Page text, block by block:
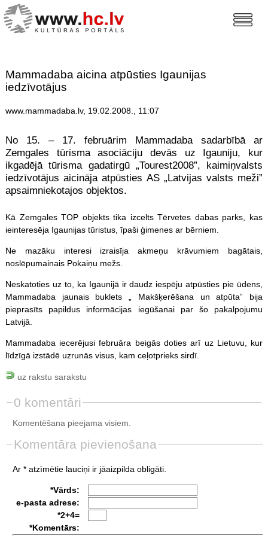
Mammadaba aicina atpūsties Igaunijas
iedzīvotājus
www.mammadaba.lv, 19.02.2008., 11:07
No 15. – 17. februārim Mammadaba sadarbībā ar
Zemgales tūrisma asociāciju devās uz Igauniju, kur
ikgadējā tūrisma gadatirgū „Tourest2008”, kaimiņvalsts
iedzīvotājus aicināja atpūsties AS „Latvijas valsts meži”
apsaimniekotajos objektos.
Kā Zemgales TOP objekts tika izcelts Tērvetes dabas parks, kas
ieinteresēja Igaunijas tūristus, īpaši ģimenes ar bērniem.
Ne mazāku interesi izraisīja akmeņu krāvumiem bagātais,
noslēpumainais Pokaiņu mežs.
Neskatoties uz to, ka Igaunijā ir daudz iespēju atpūsties pie ūdens,
Mammadaba jaunais buklets „ Makšķerēšana un atpūta” bija
pieprasīts papildus informācijas iegūšanai par šo pakalpojumu
Latvijā.
Mammadaba iecerējusi februāra beigās doties arī uz Lietuvu, kur
līdzīgā izstādē uzrunās visus, kam ceļotprieks sirdī.
uz rakstu sarakstu
0 komentāri
Komentēšana pieejama visiem.
Komentāra pievienošana
Ar * atzīmētie lauciņi ir jāaizpilda obligāti.
*Vārds:
e-pasta adrese:
*2+4=
*Komentārs: